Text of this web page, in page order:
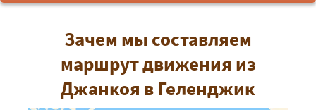
Зачем мы составляем
маршрут движения из
Джанкоя в Геленджик